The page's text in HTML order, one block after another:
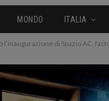
MONDO ITALIA
l’inaugurazione di Spazio AC,